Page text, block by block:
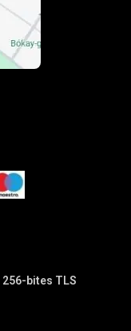
256-bites TLS